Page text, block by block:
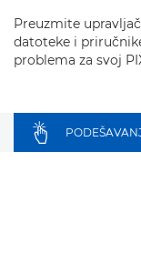
Preuzmite
datoteke i
problema za svoj